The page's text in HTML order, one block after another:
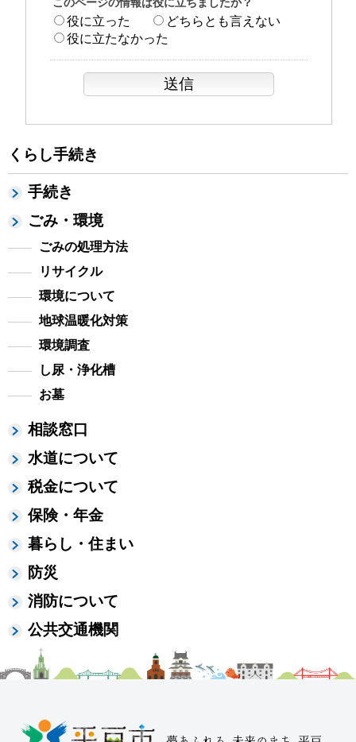
くらし手続き
手続き
ごみ・環境
ごみの処理方法
リサイクル
環境について
地球温暖化対策
環境調査
し尿・浄化槽
お墓
相談窓口
水道について
税金について
保険・年金
暮らし・住まい
防災
消防について
公共交通機関
役に立った
どちらとも言えない
役に立たなかった